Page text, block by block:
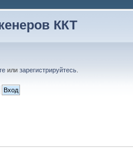
ККТ
или зарегистрируйтесь.